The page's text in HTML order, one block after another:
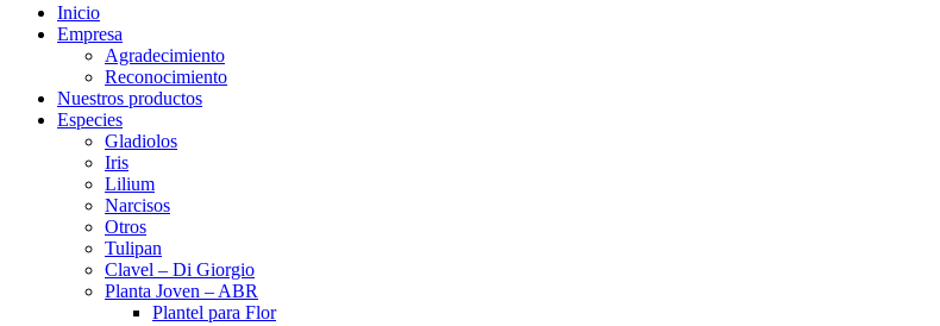
Inicio
Empresa
Agradecimiento
Reconocimiento
Nuestros productos
Especies
Gladiolos
Iris
Lilium
Narcisos
Otros
Tulipan
Clavel – Di Giorgio
Planta Joven – ABR
Plantel para Flor